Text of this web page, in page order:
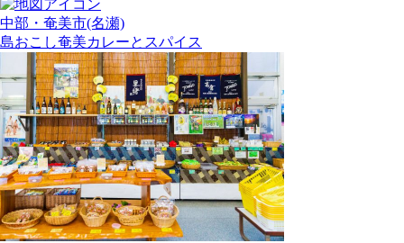
中部・奄美市(名瀬)
島おこし奄美カレーとスパイス